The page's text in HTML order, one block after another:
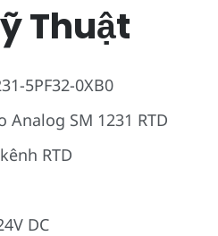
Thuật
5PF32-0XB0
Analog SM 1231 RTD
RTD
DC